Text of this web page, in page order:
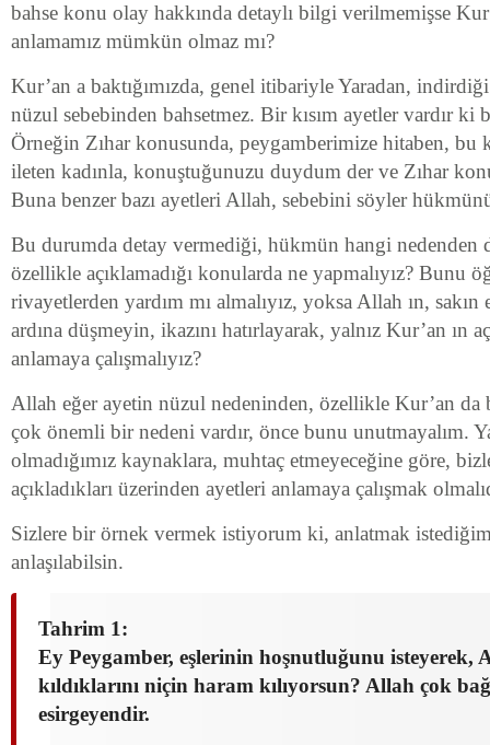
bahse konu olay hakkında detaylı bilgi verilmemişse
anlamamız mümkün olmaz mı?
Kur’an a baktığımızda, genel itibariyle Yaradan,
nüzul sebebinden bahsetmez. Bir kısım ayetler vardır
Örneğin Zıhar konusunda, peygamberimize hitaben, bu
ileten kadınla, konuştuğunuzu duydum der ve Zıhar
Buna benzer bazı ayetleri Allah, sebebini söyler
Bu durumda detay vermediği, hükmün hangi nedenden
özellikle açıklamadığı konularda ne yapmalıyız? Bunu
rivayetlerden yardım mı almalıyız, yoksa Allah ın,
ardına düşmeyin, ikazını hatırlayarak, yalnız Kur’an ın
anlamaya çalışmalıyız?
Allah eğer ayetin nüzul nedeninden, özellikle Kur’an da
çok önemli bir nedeni vardır, önce bunu unutmayalım.
olmadığımız kaynaklara, muhtaç etmeyeceğine göre,
açıkladıkları üzerinden ayetleri anlamaya çalışmak
Sizlere bir örnek vermek istiyorum ki, anlatmak
anlaşılabilsin.
Tahrim 1:
Ey Peygamber, eşlerinin hoşnutluğunu isteyerek,
kıldıklarını niçin haram kılıyorsun? Allah çok
esirgeyendir.